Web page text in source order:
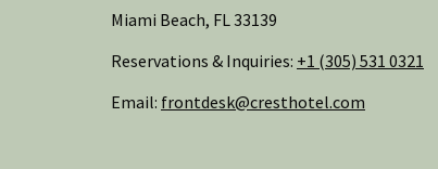
Miami Beach, FL 33139
Reservations & Inquiries: +1 (305) 531 0321
Email: frontdesk@cresthotel.com